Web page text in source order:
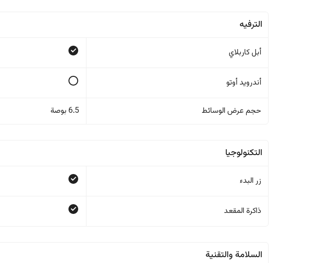
الترفيه
أبل كاربلاي
أندرويد أوتو
حجم عرض الوسائط 6.5 بوصة
التكنولوجيا
زر البدء
ذاكرة المقعد
السلامة والتقنية